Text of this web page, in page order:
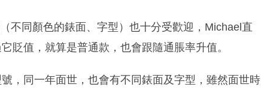
不同顏色的錶面、字型）也十分受歡迎，Michael直
貶值，就算是普通款，也會跟隨通脹率升值。
，同一年面世，也會有不同錶面及字型，雖然面世時